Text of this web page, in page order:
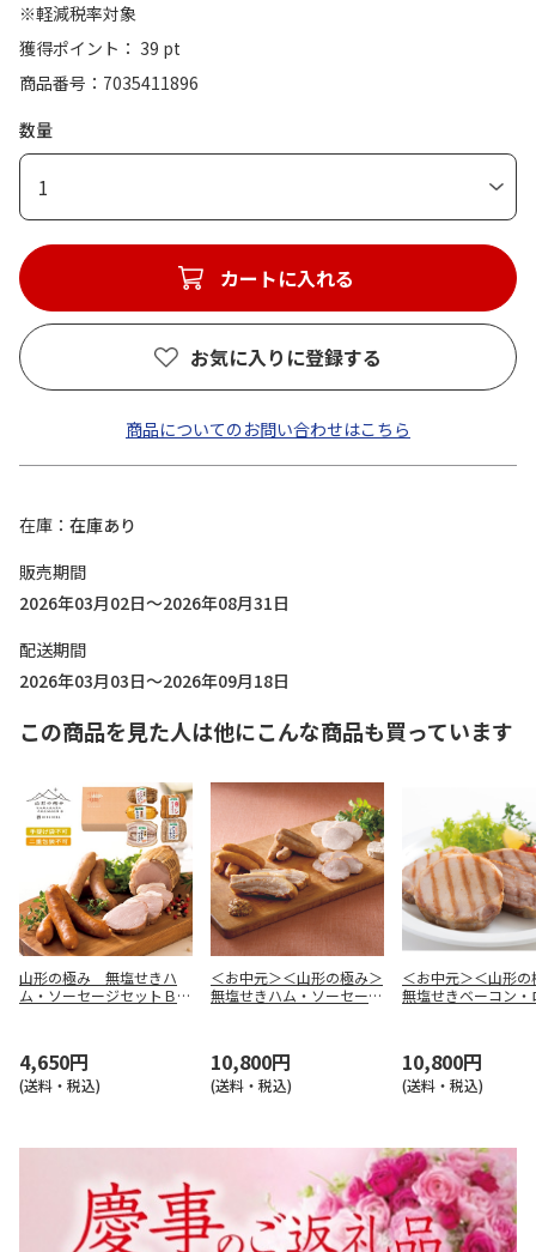
※軽減税率対象
獲得ポイント： 39 pt
商品番号
7035411896
数量
1
カートに入れる
お気に入りに登録する
商品についてのお問い合わせはこちら
在庫
在庫あり
販売期間
2026年03月02日～2026年08月31日
配送期間
2026年03月03日～2026年09月18日
この商品を見た人は他にこんな商品も買っています
山形の極み 無塩せきハ
ム・ソーセージセットＢ
4,650円
(送料・税込)
＜お中元＞＜山形の極み＞
無塩せきハム・ソーセージ
10,800円
(送料・税込)
＜お中元＞＜山形の
無塩せきベーコン・
10,800円
(送料・税込)